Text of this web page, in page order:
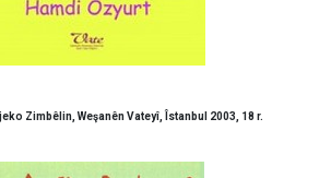
Zimbêlin, Weşanên Vateyî, Îstanbul 2003, 18 r.